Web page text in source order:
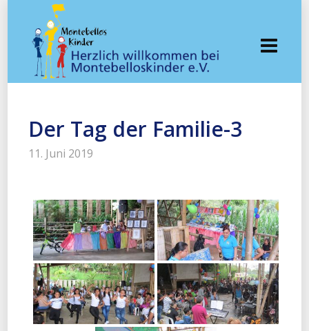
Der Tag der Familie-3
11. Juni 2019